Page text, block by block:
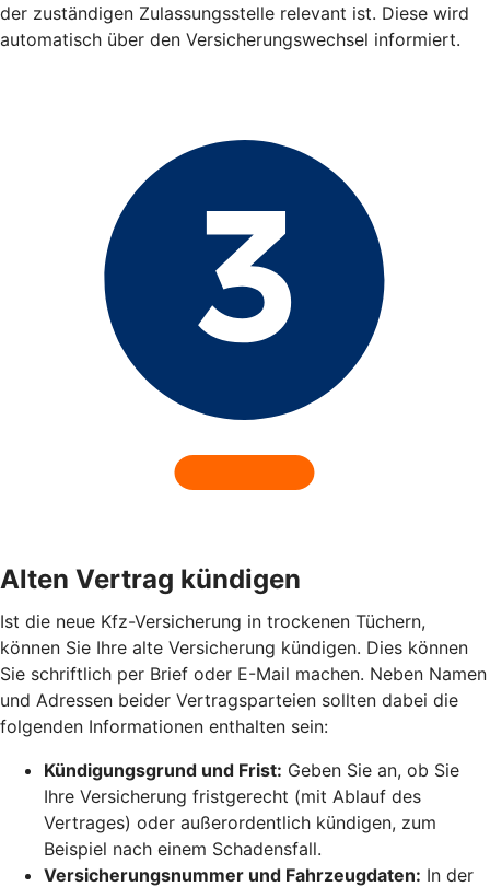
der zuständigen Zulassungsstelle relevant ist. Diese wird
automatisch über den Versicherungswechsel informiert.
Alten Vertrag kündigen
Ist die neue Kfz-Versicherung in trockenen Tüchern,
können Sie Ihre alte Versicherung kündigen. Dies können
Sie schriftlich per Brief oder E-Mail machen. Neben Namen
und Adressen beider Vertragsparteien sollten dabei die
folgenden Informationen enthalten sein:
Kündigungsgrund und Frist: Geben Sie an, ob Sie
Ihre Versicherung fristgerecht (mit Ablauf des
Vertrages) oder außerordentlich kündigen, zum
Beispiel nach einem Schadensfall.
Versicherungsnummer und Fahrzeugdaten: In der